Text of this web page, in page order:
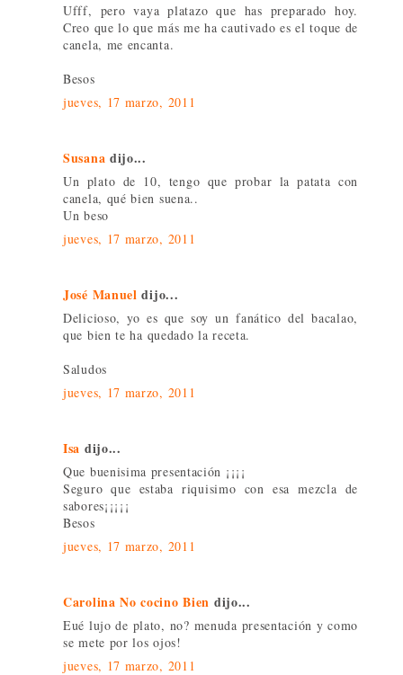
Ufff, pero vaya platazo que has preparado hoy.
Creo que lo que más me ha cautivado es el toque de
canela, me encanta.
Besos
jueves, 17 marzo, 2011
Susana dijo...
Un plato de 10, tengo que probar la patata con
canela, qué bien suena..
Un beso
jueves, 17 marzo, 2011
José Manuel dijo...
Delicioso, yo es que soy un fanático del bacalao,
que bien te ha quedado la receta.
Saludos
jueves, 17 marzo, 2011
Isa dijo...
Que buenisima presentación ¡¡¡¡
Seguro que estaba riquisimo con esa mezcla de
sabores¡¡¡¡¡
Besos
jueves, 17 marzo, 2011
Carolina No cocino Bien dijo...
Eué lujo de plato, no? menuda presentación y como
se mete por los ojos!
jueves, 17 marzo, 2011